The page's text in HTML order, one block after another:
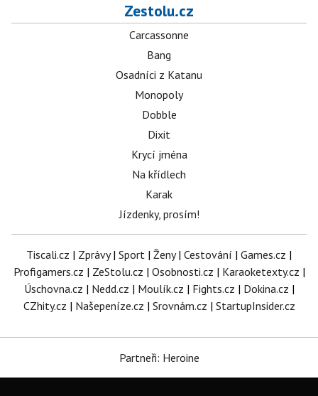
Zestolu.cz
Carcassonne
Bang
Osadníci z Katanu
Monopoly
Dobble
Dixit
Krycí jména
Na křídlech
Karak
Jízdenky, prosím!
Tiscali.cz | Zprávy| Sport | Ženy| Cestování | Games.cz |
Profigamers.cz | ZeStolu.cz | Osobnosti.cz | Karaoketexty.cz |
Úschovna.cz | Nedd.cz | Moulík.cz | Fights.cz | Dokina.cz |
CZhity.cz | Našepeníze.cz | Srovnám.cz | StartupInsider.cz
Partneři: Heroine